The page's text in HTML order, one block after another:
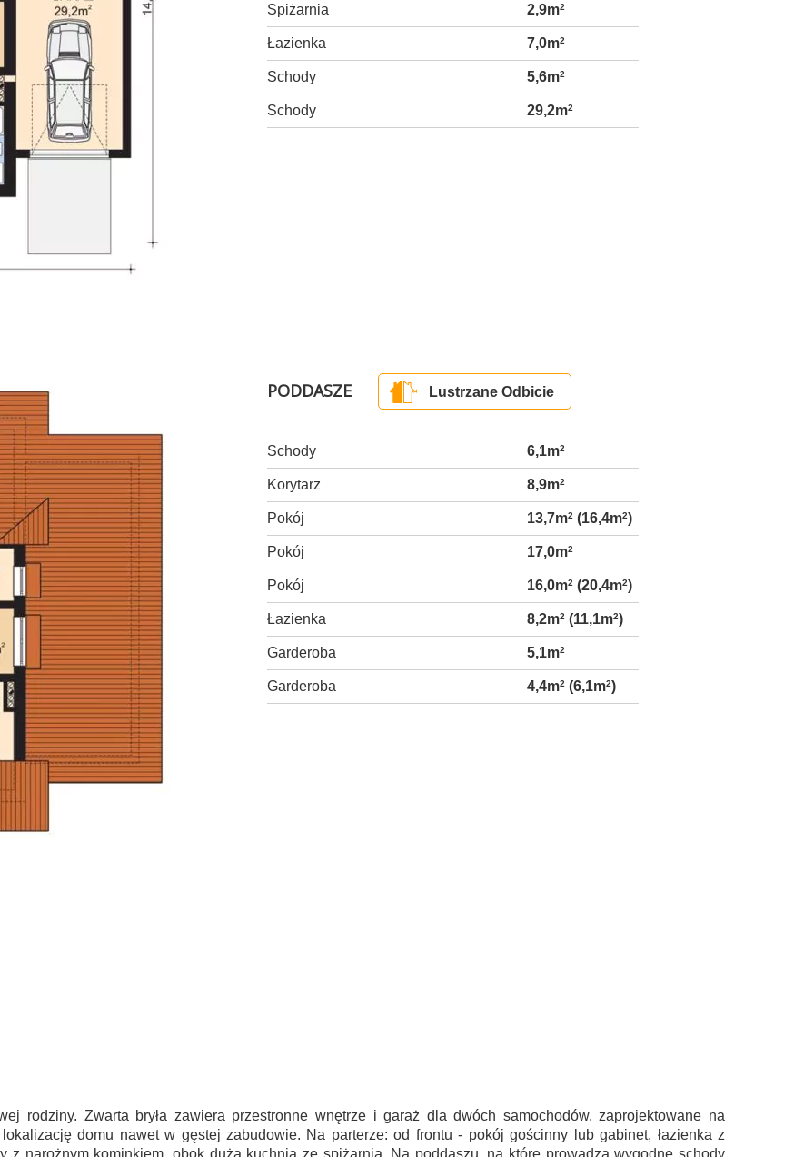
Spiżarnia 2,9m2
Łazienka 7,0m2
Schody 5,6m2
Schody 29,2m2
PODDASZE Lustrzane Odbicie
Schody 6,1m2
Korytarz 8,9m2
Pokój 13,7m2 (16,4m2)
Pokój 17,0m2
Pokój 16,0m2 (20,4m2)
Łazienka 8,2m2 (11,1m2)
Garderoba 5,1m2
Garderoba 4,4m2 (6,1m2)
rodziny. Zwarta bryła zawiera przestronne wnętrze i garaż dla dwóch samochodów, zaprojektowane na
domu nawet w gęstej zabudowie. Na parterze: od frontu - pokój gościnny lub gabinet, łazienka z